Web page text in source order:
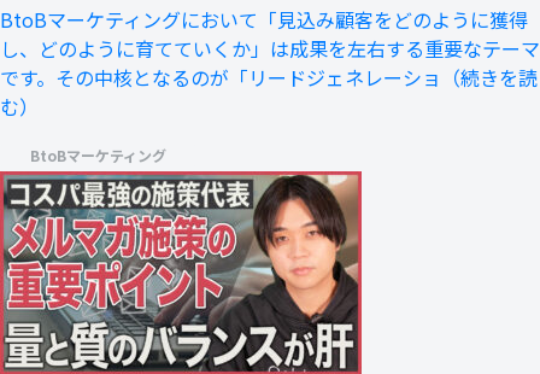
BtoBマーケティングにおいて「見込み顧客をどのように獲得
し、どのように育てていくか」は成果を左右する重要なテーマ
です。その中核となるのが「リードジェネレーショ （続きを読
む）
BtoBマーケティング